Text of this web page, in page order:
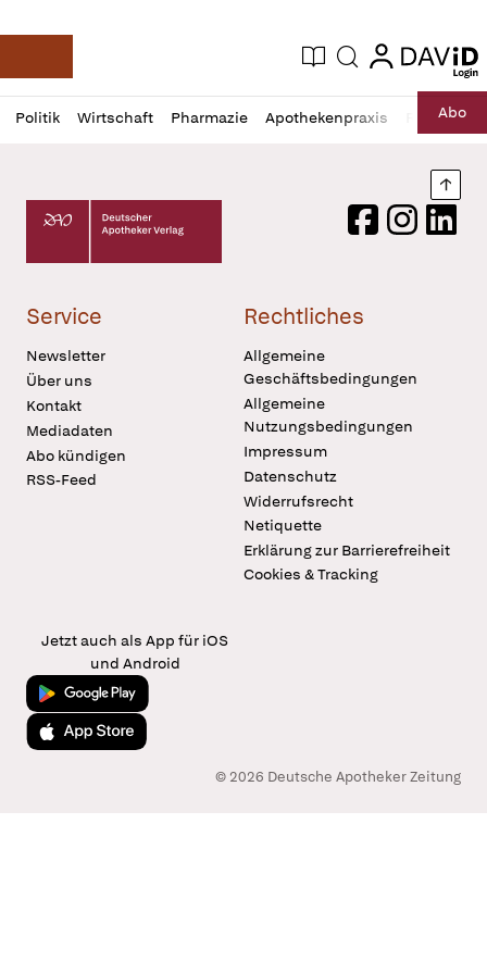
Deutsche Apotheker Zeitung
Aktuelle Ausgabe
Suche login
login
Politik Wirtschaft Pharmazie Apothekenpraxis RechtAbo
Profil
öffnen
Daz
Pur
Deutscher Apotheker Verlag Logo
FacebookInstagram
Service
Newsletter
Über uns
Kontakt
Mediadaten
Abo kündigen
RSS-Feed
Rechtliches
Allgemeine
Geschäftsbedingungen
Allgemeine
Nutzungsbedingungen
Impressum
Datenschutz
Widerrufsrecht
Netiquette
Erklärung zur Barrierefreiheit
Cookies & Tracking
Jetzt auch als App für iOS
und Android
Jetzt bei Google Play
Laden im App Store
© 2026 Deutsche Apotheker Zeitung